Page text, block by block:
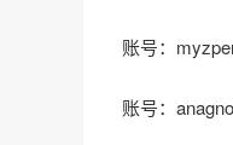
账号：
账号：